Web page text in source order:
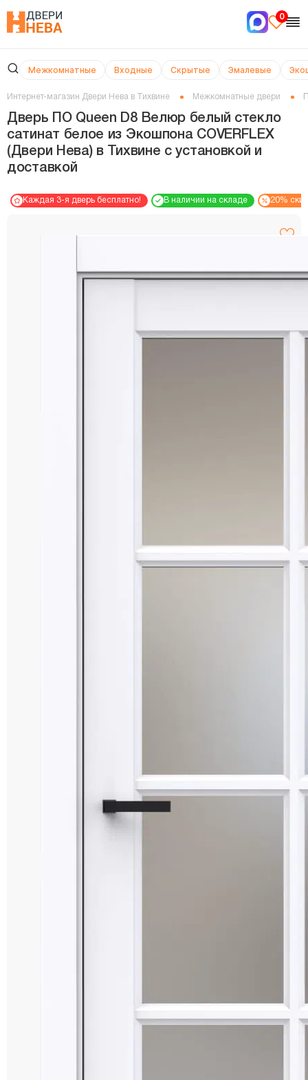
0
Межкомнатные Входные Скрытые Эмалевые
Интернет-магазин Двери Нева в Тихвине Межкомнатные двери
Дверь ПО Queen D8 Велюр белый стекло
сатинат белое из Экошпона COVERFLEX
(Двери Нева) в Тихвине с установкой и
доставкой
Каждая 3-я дверь бесплатно! В наличии на складе 20%